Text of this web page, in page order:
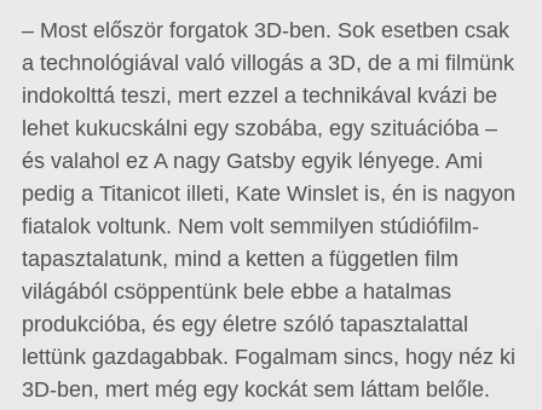
– Most először forgatok 3D-ben. Sok esetben csak
a technológiával való villogás a 3D, de a mi filmünk
indokolttá teszi, mert ezzel a technikával kvázi be
lehet kukucskálni egy szobába, egy szituációba –
és valahol ez A nagy Gatsby egyik lényege. Ami
pedig a Titanicot illeti, Kate Winslet is, én is nagyon
fiatalok voltunk. Nem volt semmilyen stúdiófilm-
tapasztalatunk, mind a ketten a független film
világából csöppentünk bele ebbe a hatalmas
produkcióba, és egy életre szóló tapasztalattal
lettünk gazdagabbak. Fogalmam sincs, hogy néz ki
3D-ben, mert még egy kockát sem láttam belőle.